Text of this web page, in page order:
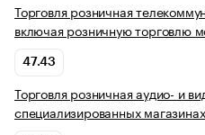
Торговля розничная
включая розничную торговлю
47.43
Торговля розничная аудио- и
специализированных магазинах